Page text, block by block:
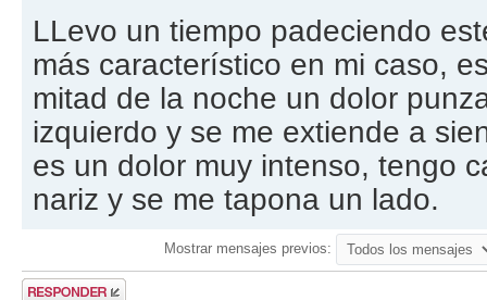
LLevo un tiempo padeciendo
más característico en mi caso,
mitad de la noche un dolor
izquierdo y se me extiende a
es un dolor muy intenso, tengo
nariz y se me tapona un lado.
Mostrar mensajes previos:
Publicar una